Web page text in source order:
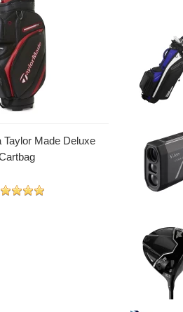
Taylor Made Deluxe